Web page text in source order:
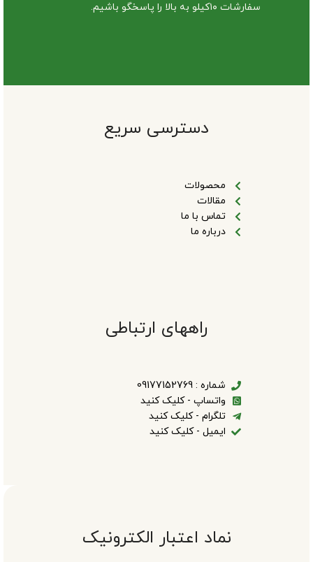
سفارشات ۱۰کیلو به بالا را پاسخگو باشیم.
دسترسی سریع
محصولات
مقالات
تماس با ما
درباره ما
راههای ارتباطی
شماره : 09177152769
واتساپ - کلیک کنید
تلگرام - کلیک کنید
ایمیل - کلیک کنید
نماد اعتبار الکترونیک